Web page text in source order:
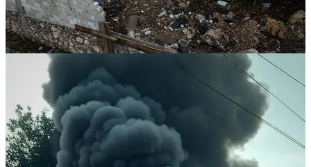
Hasta el momento, se reporta la detención de cinco personas
relacionadas con estos hechos.
Compartir
Discusión sobre este post
Comentarios Restacks